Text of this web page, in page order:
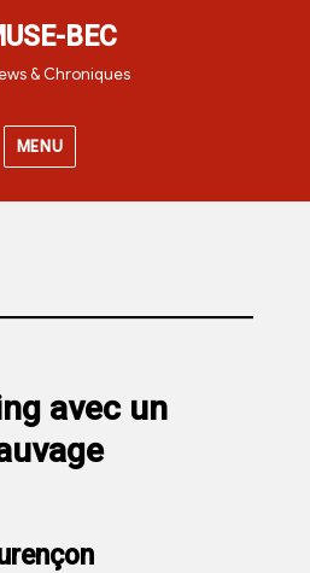
BEC
& Chroniques
MENU
avec un